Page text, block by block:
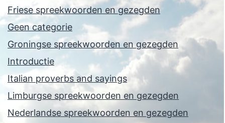
Friese spreekwoorden en gezegden
Geen categorie
Groningse spreekwoorden en gezegden
Introductie
Italian proverbs and sayings
Limburgse spreekwoorden en gezegden
Nederlandse spreekwoorden en gezegden